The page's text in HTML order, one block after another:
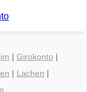
| Girokonto |
| Lachen |